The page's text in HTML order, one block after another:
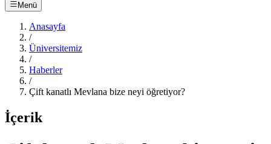
Menü
Anasayfa
/
Üniversitemiz
/
Haberler
/
Çift kanatlı Mevlana bize neyi öğretiyor?
İçerik